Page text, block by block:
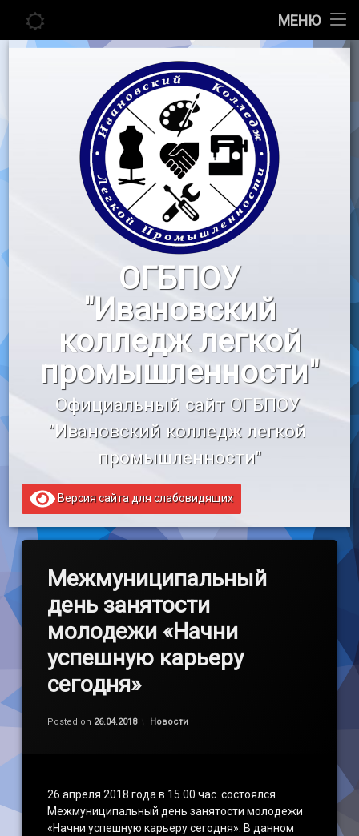
МЕНЮ
Главная
Педагогу
Воспитательная работа
«Профессионалы»
«Профессионалитет»
Образовательный кредит
Перейти
ОГБПОУ
"Ивановский
колледж легкой
промышленности"
Официальный сайт ОГБПОУ
"Ивановский колледж легкой
промышленности"
Версия сайта для слабовидящих
Межмуниципальный
день занятости
молодежи «Начни
успешную карьеру
сегодня»
Posted on 26.04.2018
Обновлено на
by
Категории:
Новости
26 апреля 2018 года в 15.00 час. состоялся
Межмуниципальный день занятости молодежи
«Начни успешную карьеру сегодня». В данном